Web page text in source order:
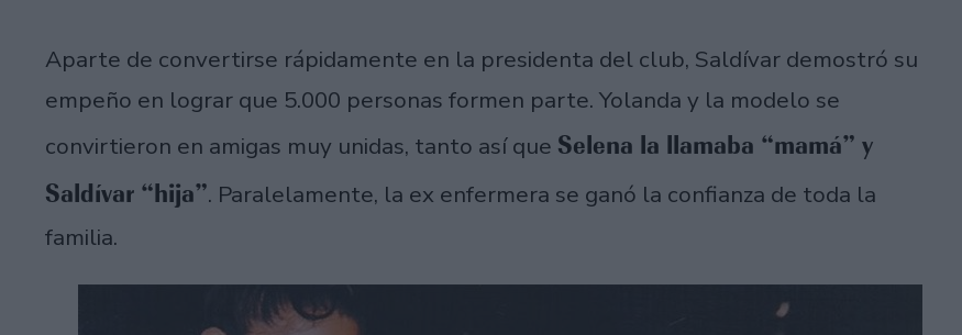
Aparte de convertirse rápidamente en la presidenta del club, Saldívar demostró su
empeño en lograr que 5.000 personas formen parte. Yolanda y la modelo se
convirtieron en amigas muy unidas, tanto así que Selena la llamaba “mamá” y
Saldívar “hija”. Paralelamente, la ex enfermera se ganó la confianza de toda la
familia.